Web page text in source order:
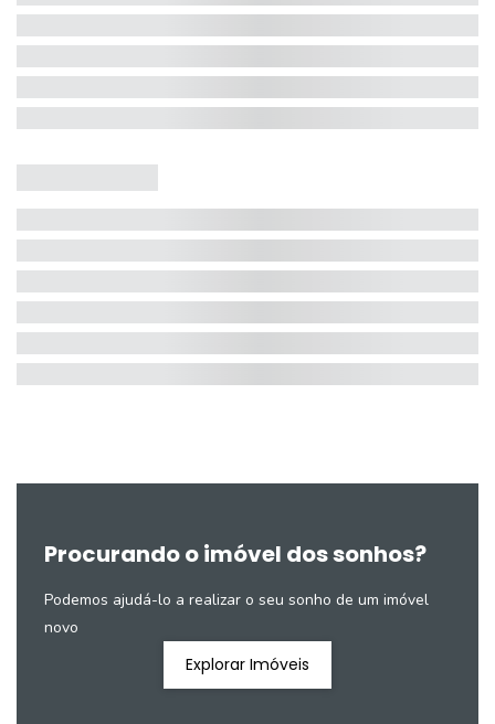
Procurando o imóvel dos sonhos?
Podemos ajudá-lo a realizar o seu sonho de um imóvel
novo
Explorar Imóveis